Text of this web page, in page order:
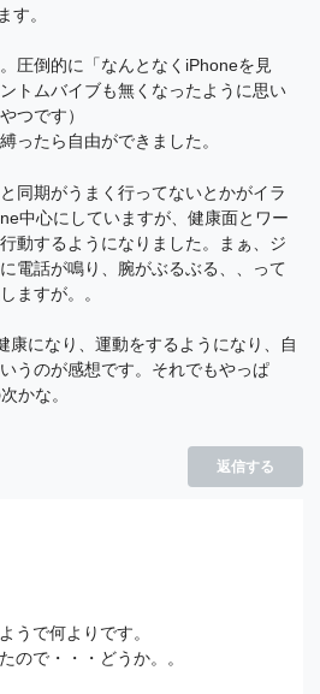
す。
圧倒的に「なんとなくiPhoneを見
トムバイブも無くなったように思い
つです）
ったら自由ができました。
同期がうまく行ってないとかがイラ
中心にしていますが、健康面とワー
動するようになりました。まぁ、ジ
電話が鳴り、腕がぶるぶる、、って
ますが。。
康になり、運動をするようになり、自
うのが感想です。それでもやっぱ
かな。
返信する
うで何よりです。
ので・・・どうか。。